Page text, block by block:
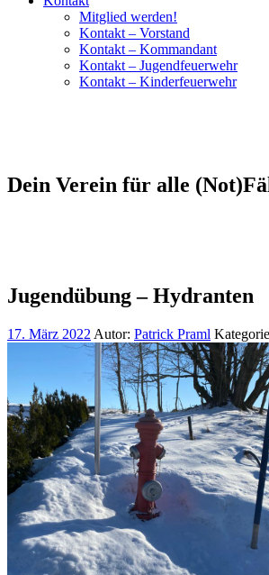
Mitglied werden!
Kontakt – Vorstand
Kontakt – Kommandant
Kontakt – Jugendfeuerwehr
Kontakt – Kinderfeuerwehr
Dein Verein für alle
Jugendübung – Hydranten
17. März 2022 Autor: Patrick Praml